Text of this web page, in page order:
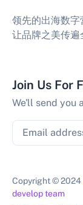
领先的出海数字
让品牌之美传遍
Join Us For
We'll send you
Email
Copyright © 2024
develop team